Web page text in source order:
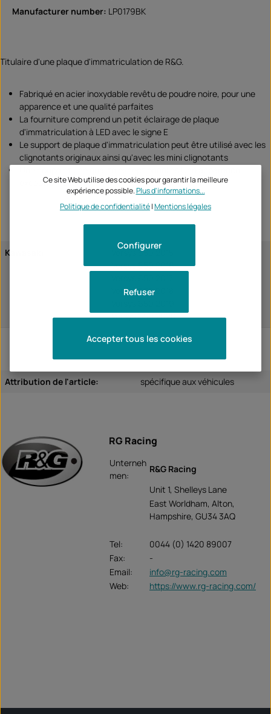
Manufacturer number: LP0179BK
Titulaire d'une plaque d'immatriculation de R&G.
Fabriqué en acier inoxydable revêtu de poudre noire, pour une
apparence et une qualité parfaites
La fourniture comprend un petit éclairage de plaque
d'immatriculation à LED avec le signe E
Le support de plaque d'immatriculation peut être utilisé avec les
clignotants originaux ainsi qu'avec les mini clignotants
exceptionnelle
Kawasaki
Versys 650 2015
Versys 650 2016
Versys 650 2018
Versys 650 2020
Attribution de l'article: spécifique aux véhicules
RG Racing
Unterneh
men:
R&G Racing
Unit 1, Shelleys Lane
East Worldham, Alton,
Hampshire, GU34 3AQ
Tel:
0044 (0) 1420 89007
Fax:
-
Email:
info@rg-racing.com
Web:
https://www.rg-racing.com/
Ce site Web utilise des cookies pour garantir la meilleure
expérience possible.Plus d'informations...
Politique de confidentialité|Mentions légales
Refuser
Configurer
Accepter tous les cookies